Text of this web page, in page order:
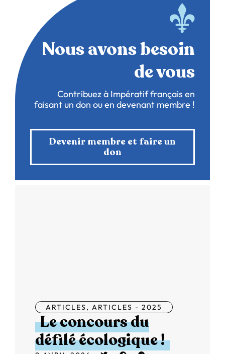
Nous avons besoin
de vous
Contribuez à Impératif français en
faisant un don ou en devenant membre !
Devenir membre et faire un
don
ARTICLES, ARTICLES - 2025
Le concours du
défilé écologique !